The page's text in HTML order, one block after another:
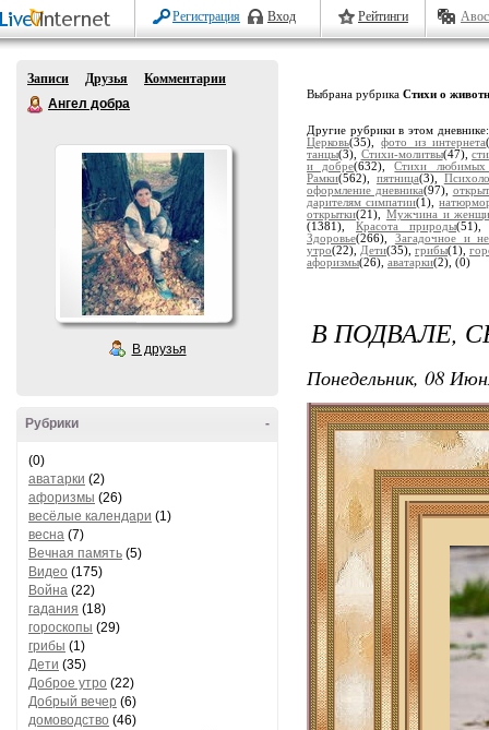
Регистрация Вход Рейтинги
Записи Друзья
Комментарии
Ангел добра
В друзья
-
Рубрики
(0)
аватарки (2)
афоризмы (26)
весёлые календари (1)
весна (7)
Вечная память (5)
Видео (175)
Война (22)
гадания (18)
гороскопы (29)
грибы (1)
Дети (35)
Доброе утро (22)
Добрый вечер (6)
домоводство (46)
Выбрана рубрика Стихи о
Другие рубрики в этом
Церковь(35),фото из интернета
танцы(3), Стихи-молитвы(47),
и добре(632),Стихи любимых
Рамки(562), пятница(3),
оформление дневника(97),
дарителям симпатии(1),
открытки(21), Мужчина и
(1381), Красота природы
Здоровье(266), Загадочное и
утро(22), Дети(35), грибы(1),
афоризмы(26), аватарки(2), (0)
В ПОДВАЛЕ,
Понедельник, 08